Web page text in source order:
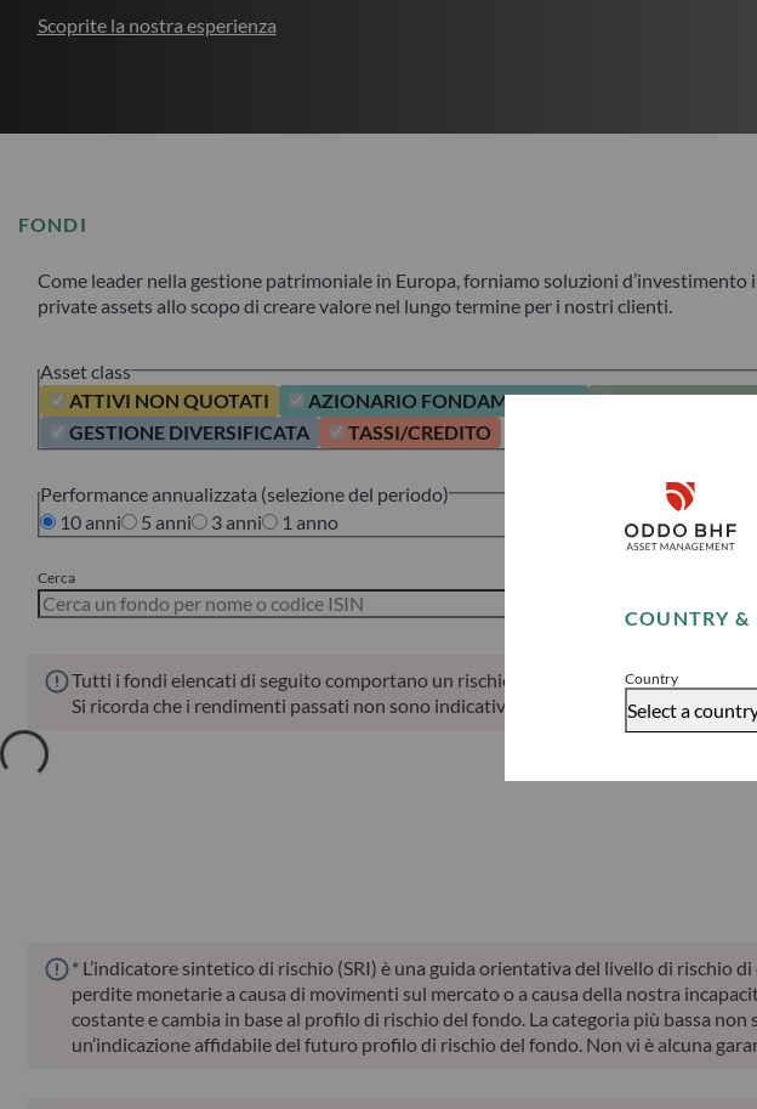
COUNTRY &
Country
Select a
Disclaimer
Accept
Scoprite la nostra esperienza
FONDI
Come leader nella gestione patrimoniale in Europa, forniamo soluzioni
private assets allo scopo di creare valore nel lungo termine per i nostri clienti.
Asset class
ATTIVI NON QUOTATI
AZIONARIO FONDAMENTALE AZIONARIO
GESTIONE DIVERSIFICATA
TASSI/CREDITO
Performance annualizzata (selezione del periodo)
10 anni
5 anni 3 anni 1 anno
Cerca
Tutti i fondi elencati di seguito comportano un rischio di perdita di capitale.
Si ricorda che i rendimenti passati non sono indicativi di quelli futuri e possono
* L’indicatore sintetico di rischio (SRI) è una guida orientativa del livello di
perdite monetarie a causa di movimenti sul mercato o a causa della nostra
costante e cambia in base al profilo di rischio del fondo. La categoria più bassa
un’indicazione affidabile del futuro profilo di rischio del fondo. Non vi è alcuna